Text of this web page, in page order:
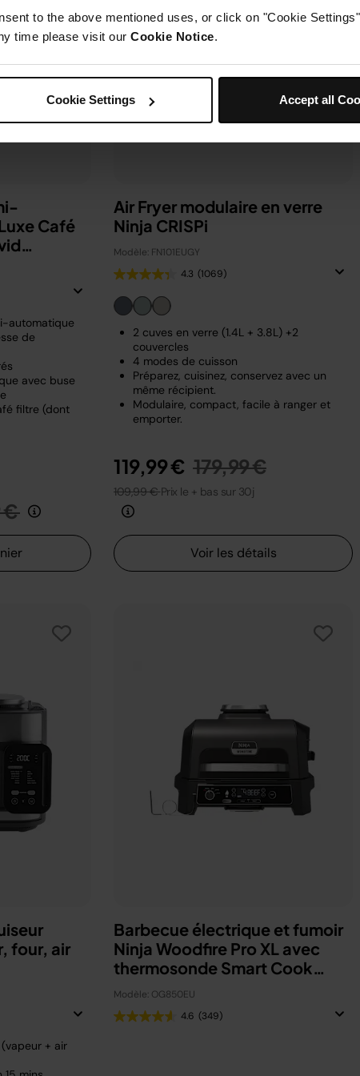
to the above mentioned uses, or click on "Cookie
time please visit our Cookie Notice.
Cookie Settings Accept all
Café
automatique
de
avec buse
filtre (dont
de
€au
Air Fryer modulaire en verre
Ninja CRISPi
Modèle: FN101EUGY
4.3 (1069)
2 cuves en verre (1.4L + 3.8L) +2
couvercles
4 modes de cuisson
Préparez, cuisinez, conservez avec un
même récipient.
Modulaire, compact, facile à ranger et
emporter.
119,99 € Prix réduit de
179,99 €au
109,99 €Prix le + bas sur 30j
Voir les détails
four, air
+ air
Barbecue électrique et fumoir
Ninja Woodfire Pro XL avec
thermosonde Smart Cook
OG850EU
Modèle: OG850EU
4.6 (349)